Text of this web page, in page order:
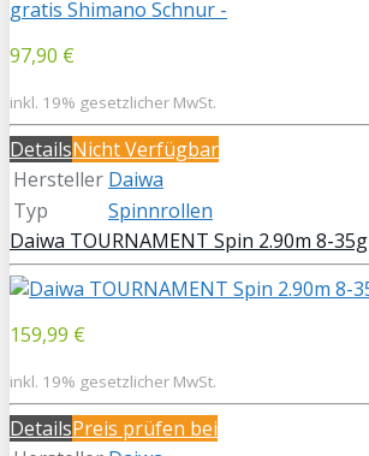
97,90 €
inkl. 19% gesetzlicher MwSt.
DetailsNicht Verfügbar
Hersteller Daiwa
Typ
Spinnrollen
Daiwa TOURNAMENT Spin 2.90m 8-35g
159,99 €
inkl. 19% gesetzlicher MwSt.
DetailsPreis prüfen bei